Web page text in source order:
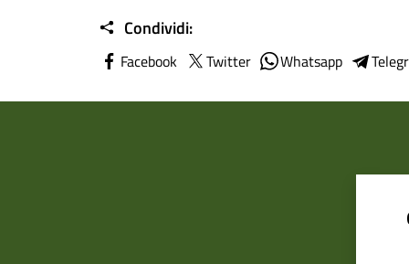
Condividi:
Facebook Twitter Whatsapp